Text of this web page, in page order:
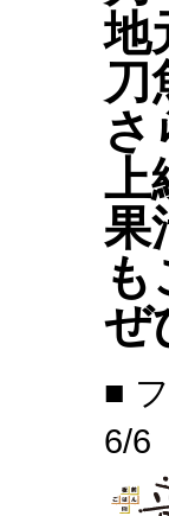
地
刀
さ
上
果
も
ぜ
■
6/6